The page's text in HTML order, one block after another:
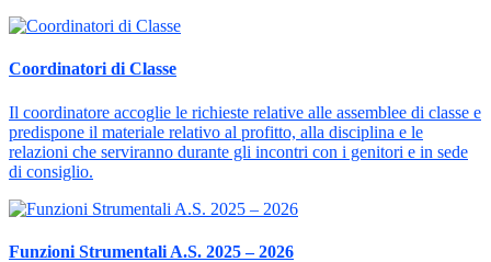
Coordinatori di Classe
Il coordinatore accoglie le richieste relative alle assemblee di classe e
predispone il materiale relativo al profitto, alla disciplina e le
relazioni che serviranno durante gli incontri con i genitori e in sede
di consiglio.
Funzioni Strumentali A.S. 2025 – 2026